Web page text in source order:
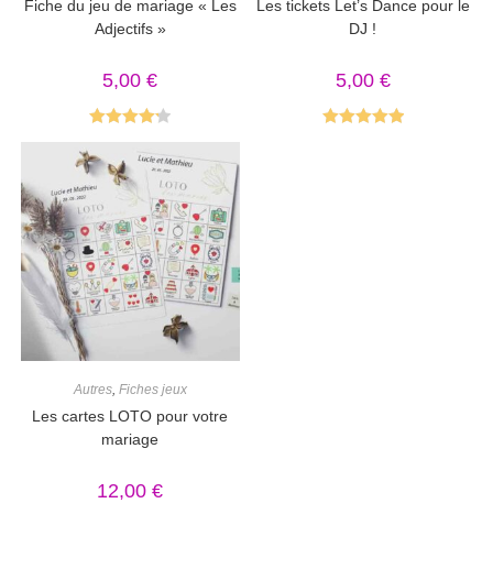
Fiche du jeu de mariage « Les
Adjectifs »
5,00€
sur 5
Les tickets Let’s Dance pour le
DJ !
5,00 €
Autres, Fiches jeux
Les cartes LOTO pour votre
mariage
12,00€